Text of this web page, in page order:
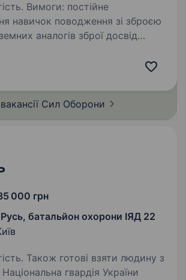
навичок поводження зі зброєю
аналогів зброї досвід
Сил Оборони
000 грн
Русь, батальйон охорони ІЯД 22
Також готові взяти людину з